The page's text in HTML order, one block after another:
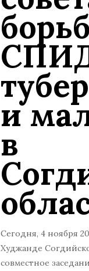
и
в
Сегодня, 4 ноября
Худжанде
совместное